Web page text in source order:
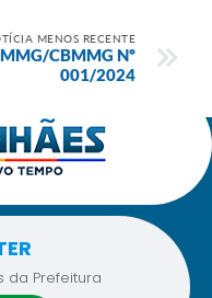
MENOS RECENTE
CBMMG Nº
001/2024
da Prefeitura